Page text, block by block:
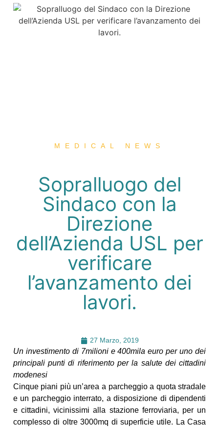
MEDICAL NEWS
Sopralluogo del
Sindaco con la
Direzione
dell’Azienda USL per
verificare
l’avanzamento dei
lavori.
27 Marzo, 2019
Un investimento di 7milioni e 400mila euro per uno dei
principali punti di riferimento per la salute dei cittadini
modenesi
Cinque piani più un’area a parcheggio a quota stradale
e un parcheggio interrato, a disposizione di dipendenti
e cittadini, vicinissimi alla stazione ferroviaria, per un
complesso di oltre 3000mq di superficie utile. La Casa